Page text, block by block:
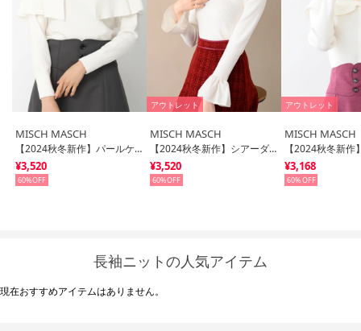
MISCH MASCH
【2024秋冬新作】パールケープニット/MM448307 （WHITE）
¥3,520
60%
アウトレット
MISCH MASCH
【2024秋冬新作】シアーダブル衿2wayニット/MM448309 （WHITE）
¥3,520
60%
アウトレット
MISCH MASCH
¥3,168
60%
長袖ニットの人気アイテム
現在おすすめアイテムはありません。